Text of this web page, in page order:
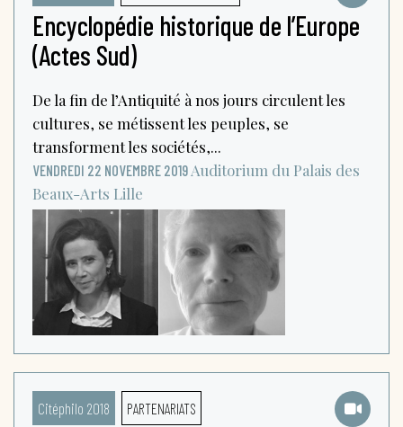
Encyclopédie historique de l’Europe
(Actes Sud)
De la fin de l’Antiquité à nos jours circulent les
cultures, se métissent les peuples, se
transforment les sociétés,...
VENDREDI 22 NOVEMBRE 2019 Auditorium du Palais des
Beaux-Arts Lille
Citéphilo 2018 PARTENARIATS